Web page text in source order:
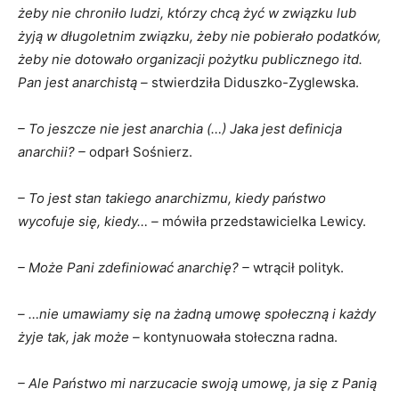
żeby nie chroniło ludzi, którzy chcą żyć w związku lub
żyją w długoletnim związku, żeby nie pobierało podatków,
żeby nie dotowało organizacji pożytku publicznego itd.
Pan jest anarchistą – stwierdziła Diduszko-Zyglewska.
– To jeszcze nie jest anarchia (…) Jaka jest definicja
anarchii? – odparł Sośnierz.
– To jest stan takiego anarchizmu, kiedy państwo
wycofuje się, kiedy… – mówiła przedstawicielka Lewicy.
– Może Pani zdefiniować anarchię? – wtrącił polityk.
– …nie umawiamy się na żadną umowę społeczną i każdy
żyje tak, jak może – kontynuowała stołeczna radna.
– Ale Państwo mi narzucacie swoją umowę, ja się z Panią